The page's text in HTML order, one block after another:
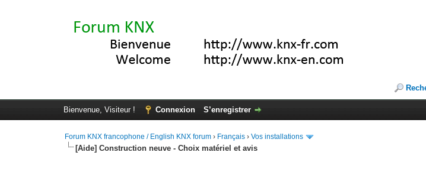
Bienvenue, Visiteur ! Connexion S’enregistrer
Forum KNX francophone / English KNX forum › Français ›Vos installations
[Aide] Construction neuve - Choix matériel et avis